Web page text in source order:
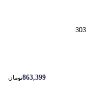
303
863,399تومان